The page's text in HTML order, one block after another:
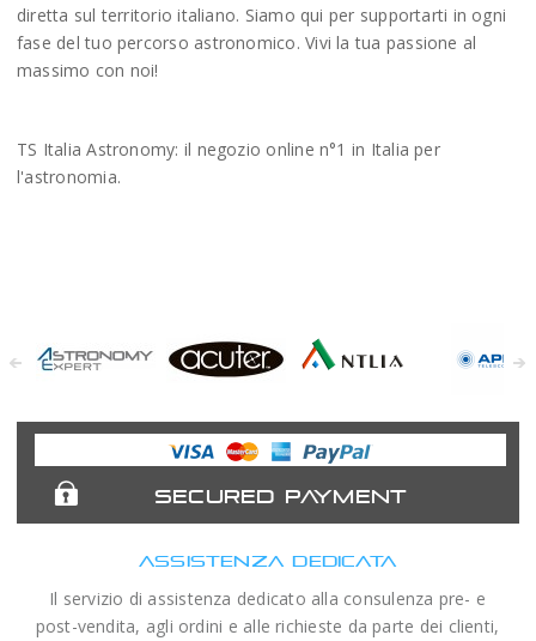
diretta sul territorio italiano. Siamo qui per supportarti in ogni
fase del tuo percorso astronomico. Vivi la tua passione al
massimo con noi!
TS Italia Astronomy: il negozio online n°1 in Italia per
l'astronomia.
Expert
Telescopes
SECURED PAYMENT
ASSISTENZA DEDICATA
Il servizio di assistenza dedicato alla consulenza pre- e
post-vendita, agli ordini e alle richieste da parte dei clienti,